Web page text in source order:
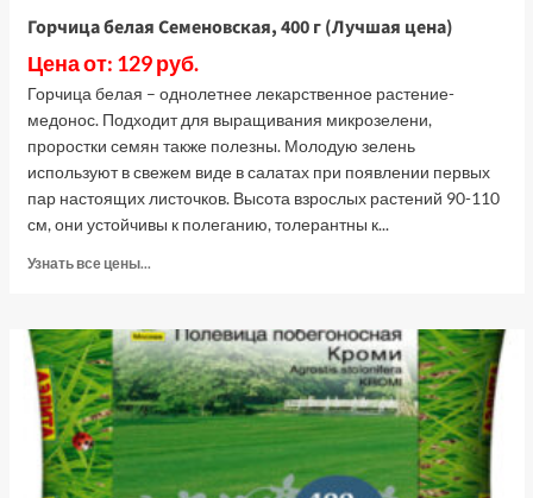
Горчица белая Семеновская, 400 г (Лучшая цена)
Цена от: 129 руб.
Горчица белая – однолетнее лекарственное растение-
медонос. Подходит для выращивания микрозелени,
проростки семян также полезны. Молодую зелень
используют в свежем виде в салатах при появлении первых
пар настоящих листочков. Высота взрослых растений 90-110
см, они устойчивы к полеганию, толерантны к...
Узнать все цены...
Горчица
белая
Семеновская,
400
г
цена)